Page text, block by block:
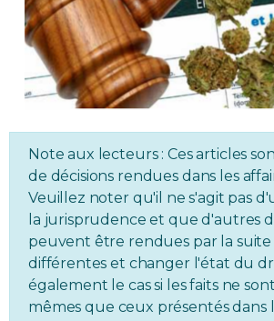
Journal
Juridique
Mot de l'éditeur
Divers
Immobilier
Réglementation
Copropriété
Note aux lecteurs : Ces articles
de décisions rendues dans les
Veuillez noter qu'il ne s'agit pas
la jurisprudence et que d'autres
peuvent être rendues par la
différentes et changer l'état du
également le cas si les faits ne
mêmes que ceux présentés dans